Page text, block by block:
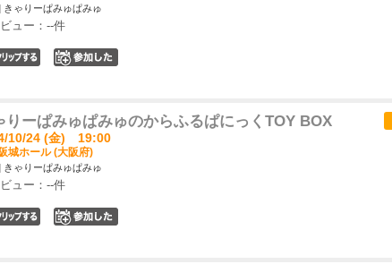
きゃりーぱみゅぱみゅ
ュー：--件
りーぱみゅぱみゅのからふるぱにっくTOY BOX
10/24 (金) 19:00
城ホール (大阪府)
きゃりーぱみゅぱみゅ
ュー：--件